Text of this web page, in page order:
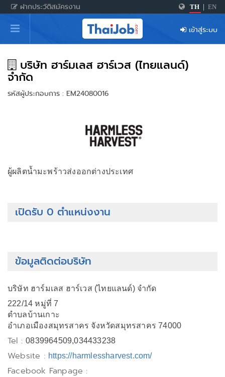
ฝากประวัติสมัครงาน TH EN
หน้าหลัก
ผู้สมัครงาน: เข้าสู่ระบบ
ฝากประวัติสมัครงาน
เกร็ดความรู้
สำหรับผู้ประกอบการ
เข้าสู่ระบบ
บริษัท ฮาร์มเลส ฮาร์เวส (ไทยแลนด์)
จำกัด
รหัสผู้ประกอบการ : EM24080016
ผู้ผลิตน้ำมะพร้าวส่งออกต่างประเทศ
เปิดรับ 0 ตำแหน่งงาน
ข้อมูลติดต่อบริษัท
บริษัท ฮาร์มเลส ฮาร์เวส (ไทยแลนด์) จำกัด
222/14 หมู่ที่ 7
ตำบลบ้านเกาะ
อำเภอเมืองสมุทรสาคร จังหวัดสมุทรสาคร 74000
Tel :0839964509,034433238
Website : https://harmlessharvest.com/
Facebook Fanpage :